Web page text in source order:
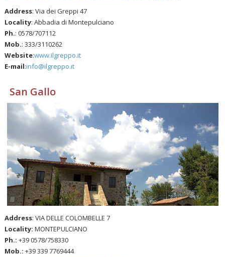
Address: Via dei Greppi 47
Locality: Abbadia di Montepulciano
Ph.: 0578/707112
Mob.: 333/3110262
Website:www.ilgreppo.it
E-mail:info@ilgreppo.it
San Gallo
Address: VIA DELLE COLOMBELLE 7
Locality: MONTEPULCIANO
Ph.: +39 0578/758330
Mob.: +39 339 7769444